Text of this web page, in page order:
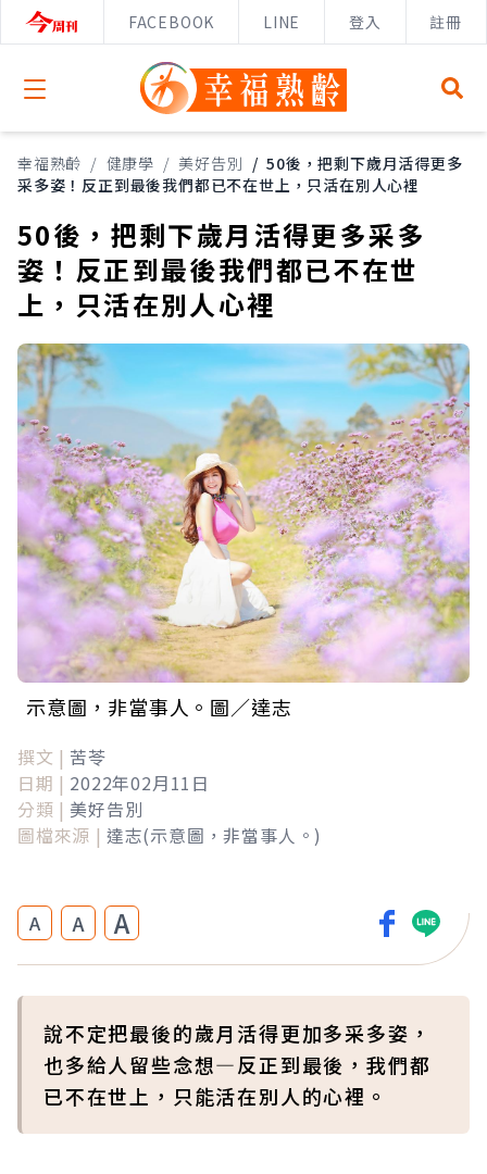
FACEBOOK LINE 登入 註冊
Open menu
幸福熟齡 / 健康學 / 美好告別 / 50後，把剩下歲月活得更多
采多姿！反正到最後我們都已不在世上，只活在別人心裡
50後，把剩下歲月活得更多采多
姿！反正到最後我們都已不在世
上，只活在別人心裡
示意圖，非當事人。圖／達志
撰文 | 苦苓
日期 | 2022年02月11日
分類 | 美好告別
圖檔來源 | 達志(示意圖，非當事人。)
A A A
說不定把最後的歲月活得更加多采多姿，
也多給人留些念想—反正到最後，我們都
已不在世上，只能活在別人的心裡。